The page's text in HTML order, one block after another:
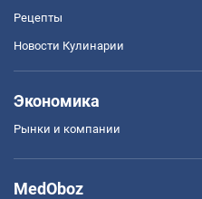
Рецепты
Новости Кулинарии
Экономика
Рынки и компании
MedOboz